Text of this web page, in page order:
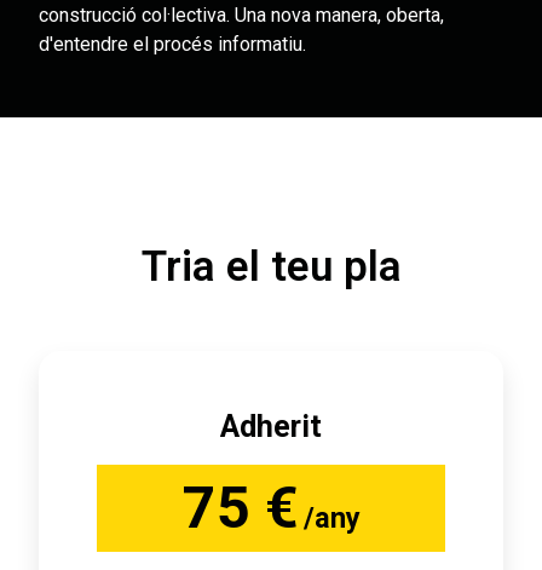
construcció col·lectiva. Una nova manera, oberta,
d'entendre el procés informatiu.
Tria el teu pla
Adherit
75 € /any